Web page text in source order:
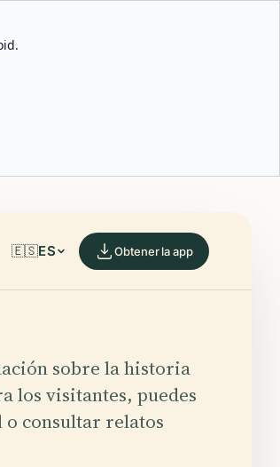
🇪🇸ES Obtener la app
sobre la historia
los visitantes, puedes
consultar relatos